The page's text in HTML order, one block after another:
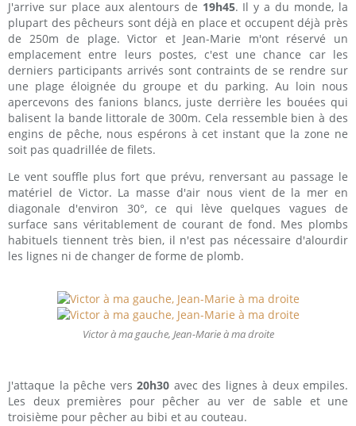
J'arrive sur place aux alentours de 19h45. Il y a du monde, la
plupart des pêcheurs sont déjà en place et occupent déjà près
de 250m de plage. Victor et Jean-Marie m'ont réservé un
emplacement entre leurs postes, c'est une chance car les
derniers participants arrivés sont contraints de se rendre sur
une plage éloignée du groupe et du parking. Au loin nous
apercevons des fanions blancs, juste derrière les bouées qui
balisent la bande littorale de 300m. Cela ressemble bien à des
engins de pêche, nous espérons à cet instant que la zone ne
soit pas quadrillée de filets.
Le vent souffle plus fort que prévu, renversant au passage le
matériel de Victor. La masse d'air nous vient de la mer en
diagonale d'environ 30°, ce qui lève quelques vagues de
surface sans véritablement de courant de fond. Mes plombs
habituels tiennent très bien, il n'est pas nécessaire d'alourdir
les lignes ni de changer de forme de plomb.
Victor à ma gauche, Jean-Marie à ma droite
J'attaque la pêche vers 20h30 avec des lignes à deux empiles.
Les deux premières pour pêcher au ver de sable et une
troisième pour pêcher au bibi et au couteau.